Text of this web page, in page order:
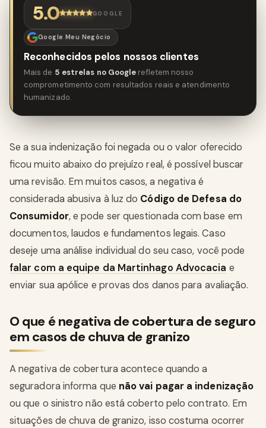
5.0 GOOGLE
Google Meu Negócio
Reconhecidos pelos nossos clientes
Mais de 5 estrelas no Google refletem nosso
comprometimento com resultados reais e atendimento
humanizado.
Se a sua indenização foi negada ou o valor oferecido
ficou muito abaixo do prejuízo real, é possível buscar
uma revisão. Em muitos casos, a negativa é
considerada abusiva à luz do Código de Defesa do
Consumidor, e pode ser questionada com base em
documentos, laudos e fundamentos legais. Caso
deseje uma análise individual do seu caso, você pode
falar com a equipe da Martinhago Advocacia e
enviar sua apólice e provas dos danos para avaliação.
O que é negativa de cobertura de seguro
em casos de chuva de granizo
A negativa de cobertura acontece quando a
seguradora informa que não vai pagar a indenização
ou que o sinistro não está coberto pelo contrato. Em
situações de chuva de granizo, isso costuma ocorrer